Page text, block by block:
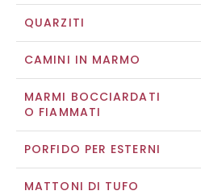
QUARZITI
CAMINI IN MARMO
MARMI BOCCIARDATI
O FIAMMATI
PORFIDO PER ESTERNI
MATTONI DI TUFO